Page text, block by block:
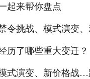
起来帮你盘点
挑战、模式演变
历了哪些重大变迁？
演变、新价格战…